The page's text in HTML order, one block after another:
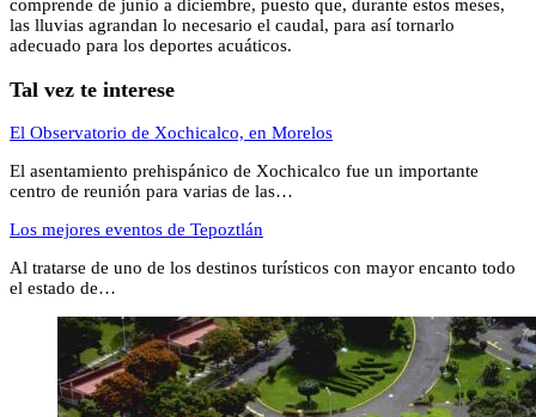
comprende de junio a diciembre, puesto que, durante estos meses,
las lluvias agrandan lo necesario el caudal, para así tornarlo
adecuado para los deportes acuáticos.
Tal vez te interese
El Observatorio de Xochicalco, en Morelos
El asentamiento prehispánico de Xochicalco fue un importante
centro de reunión para varias de las…
Los mejores eventos de Tepoztlán
Al tratarse de uno de los destinos turísticos con mayor encanto todo
el estado de…